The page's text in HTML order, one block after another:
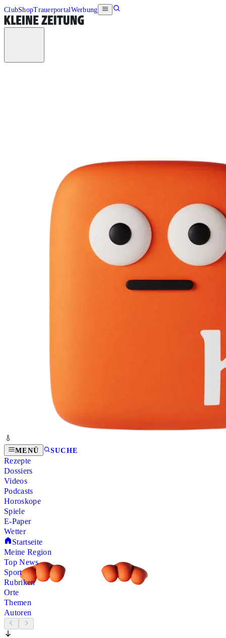
ClubShopTrauerportalWerbung
MENÜ SUCHE
Rezepte
Dossiers
Videos
Podcasts
Horoskope
Spiele
E-Paper
Wetter
Startseite
Meine Region
Top News
Sport
Rubriken
Orte
Themen
Autoren